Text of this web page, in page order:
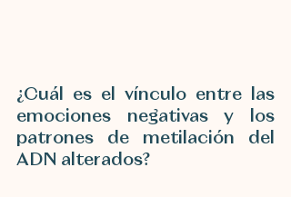
¿Cuál es el vínculo entre las
emociones negativas y los
patrones de metilación del
ADN alterados?